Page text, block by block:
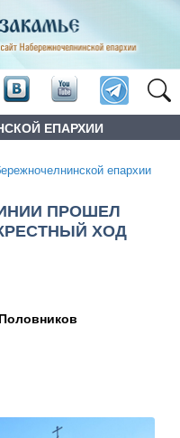
ЕПАРХИИ
епархии
ПРОШЕЛ
ХОД